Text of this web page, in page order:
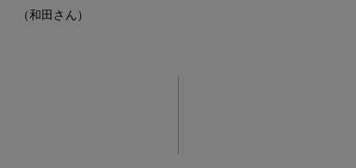
（和田さん）